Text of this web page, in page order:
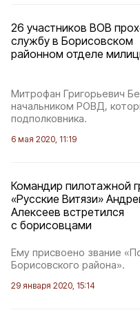
26 участников ВОВ
службу в Борисовском
районном отделе
Митрофан Григорьевич
начальником РОВД,
подполковника.
6 мая 2020, 11:19
Командир пилотажной
«Русские Витязи»
Алексеев встретился
с борисовцами
Ему присвоено звание
Борисовского района».
29 января 2020, 15:14